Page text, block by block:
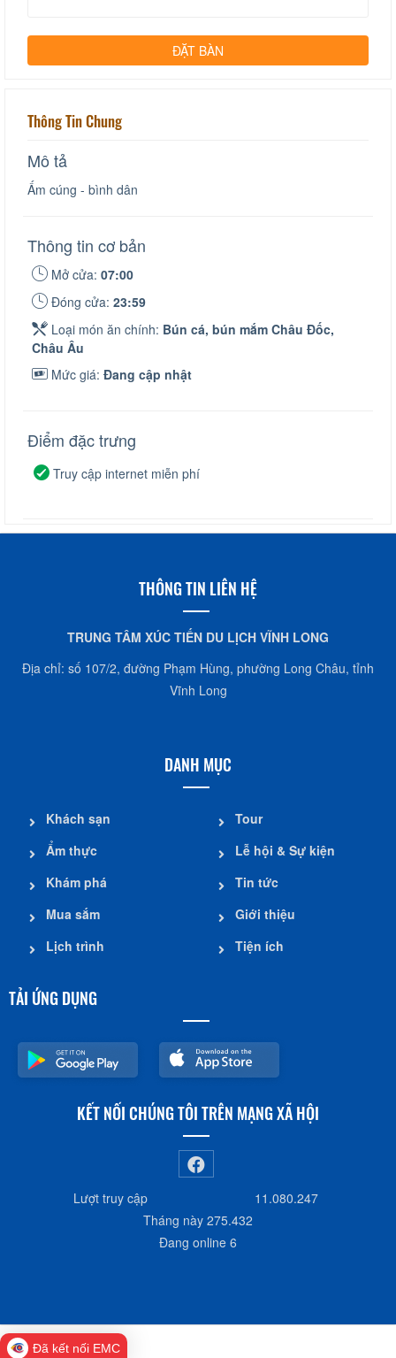
Thông Tin Chung
Mô tả
Ấm cúng - bình dân
Thông tin cơ bản
Mở cửa: 07:00
Đóng cửa: 23:59
Loại món ăn chính: Bún cá, bún mắm Châu Đốc,
Châu Âu
Mức giá: Đang cập nhật
Điểm đặc trưng
Truy cập internet miễn phí
THÔNG TIN LIÊN HỆ
TRUNG TÂM XÚC TIẾN DU LỊCH VĨNH LONG
Địa chỉ: số 107/2, đường Phạm Hùng, phường Long Châu, tỉnh
Vĩnh Long
DANH MỤC
Khách sạn
Ẩm thực
Khám phá
Mua sắm
Lịch trình
Tour
Lễ hội & Sự kiện
Tin tức
Giới thiệu
Tiện ích
TẢI ỨNG DỤNG
KẾT NỐI CHÚNG TÔI TRÊN MẠNG XÃ HỘI
Lượt truy cập
11.080.247
Tháng này 275.432
Đang online 6
Đã kết nối EMC